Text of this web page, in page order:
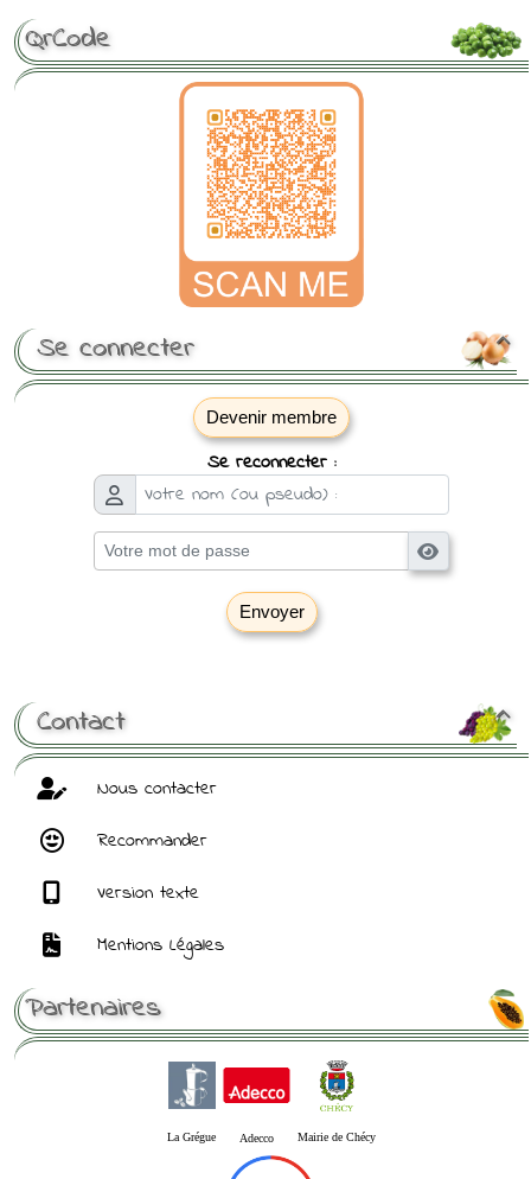
QrCode

Se connecter
Devenir membre
Se reconnecter :
Envoyer

Contact
Nous contacter
Recommander
Version texte
Mentions Légales
Partenaires
La Grégue Adecco Mairie de Chécy